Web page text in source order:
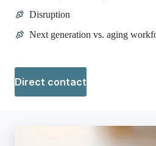
Disruption
Next generation vs. aging
Direct contact